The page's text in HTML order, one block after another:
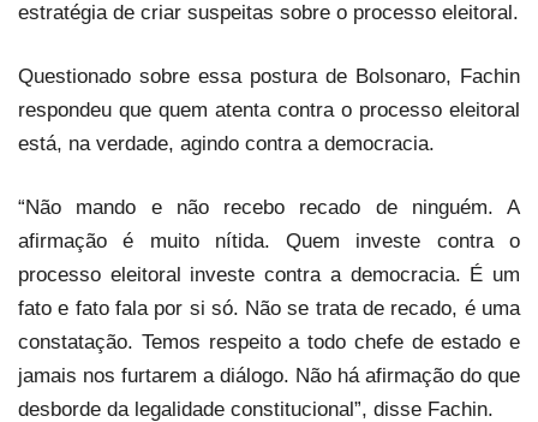
estratégia de criar suspeitas sobre o processo eleitoral.
Questionado sobre essa postura de Bolsonaro, Fachin
respondeu que quem atenta contra o processo eleitoral
está, na verdade, agindo contra a democracia.
“Não mando e não recebo recado de ninguém. A
afirmação é muito nítida. Quem investe contra o
processo eleitoral investe contra a democracia. É um
fato e fato fala por si só. Não se trata de recado, é uma
constatação. Temos respeito a todo chefe de estado e
jamais nos furtarem a diálogo. Não há afirmação do que
desborde da legalidade constitucional”, disse Fachin.